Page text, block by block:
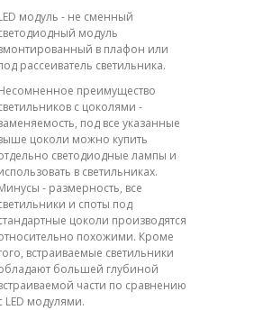
модуль - не сменный
модуль
в плафон или
рассеиватель светильника.
преимущество
с цоколями -
под все указанные
цоколи можно купить
светодиодные лампы и
в светильниках.
- размерность, все
и споты под
цоколи производятся
похожими. Кроме
встраиваемые светильники
большей глубиной
части по сравнению
LED модулями.